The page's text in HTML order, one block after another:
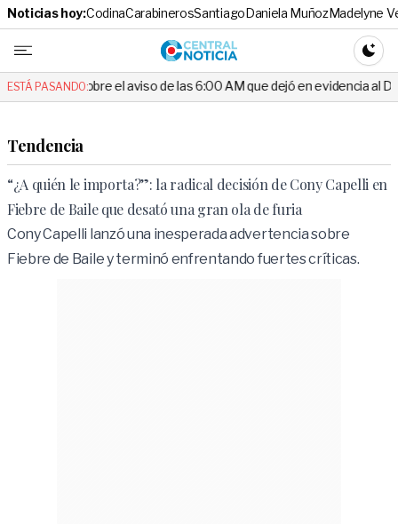
Noticias hoy:CodinaCarabinerosSantiagoDaniela MuñozMadelyne
Central
ESTÁ PASANDO:
el aviso de las 6:00 AM que dejó en evidencia al Delegado
Tendencia
“¿A quién le importa?”: la radical decisión de Cony Capelli en
Fiebre de Baile que desató una gran ola de furia
Cony Capelli lanzó una inesperada advertencia sobre
Fiebre de Baile y terminó enfrentando fuertes críticas.